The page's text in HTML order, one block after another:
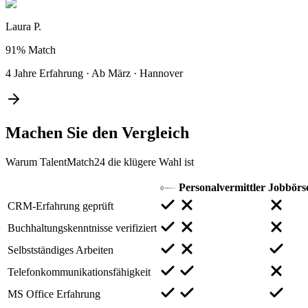
Laura P.
91% Match
4 Jahre Erfahrung · Ab März · Hannover
Machen Sie den Vergleich
Warum TalentMatch24 die klügere Wahl ist
Personalvermittler
CRM-Erfahrung geprüft
Buchhaltungskenntnisse verifiziert
Selbstständiges Arbeiten
Telefonkommunikationsfähigkeit
MS Office Erfahrung